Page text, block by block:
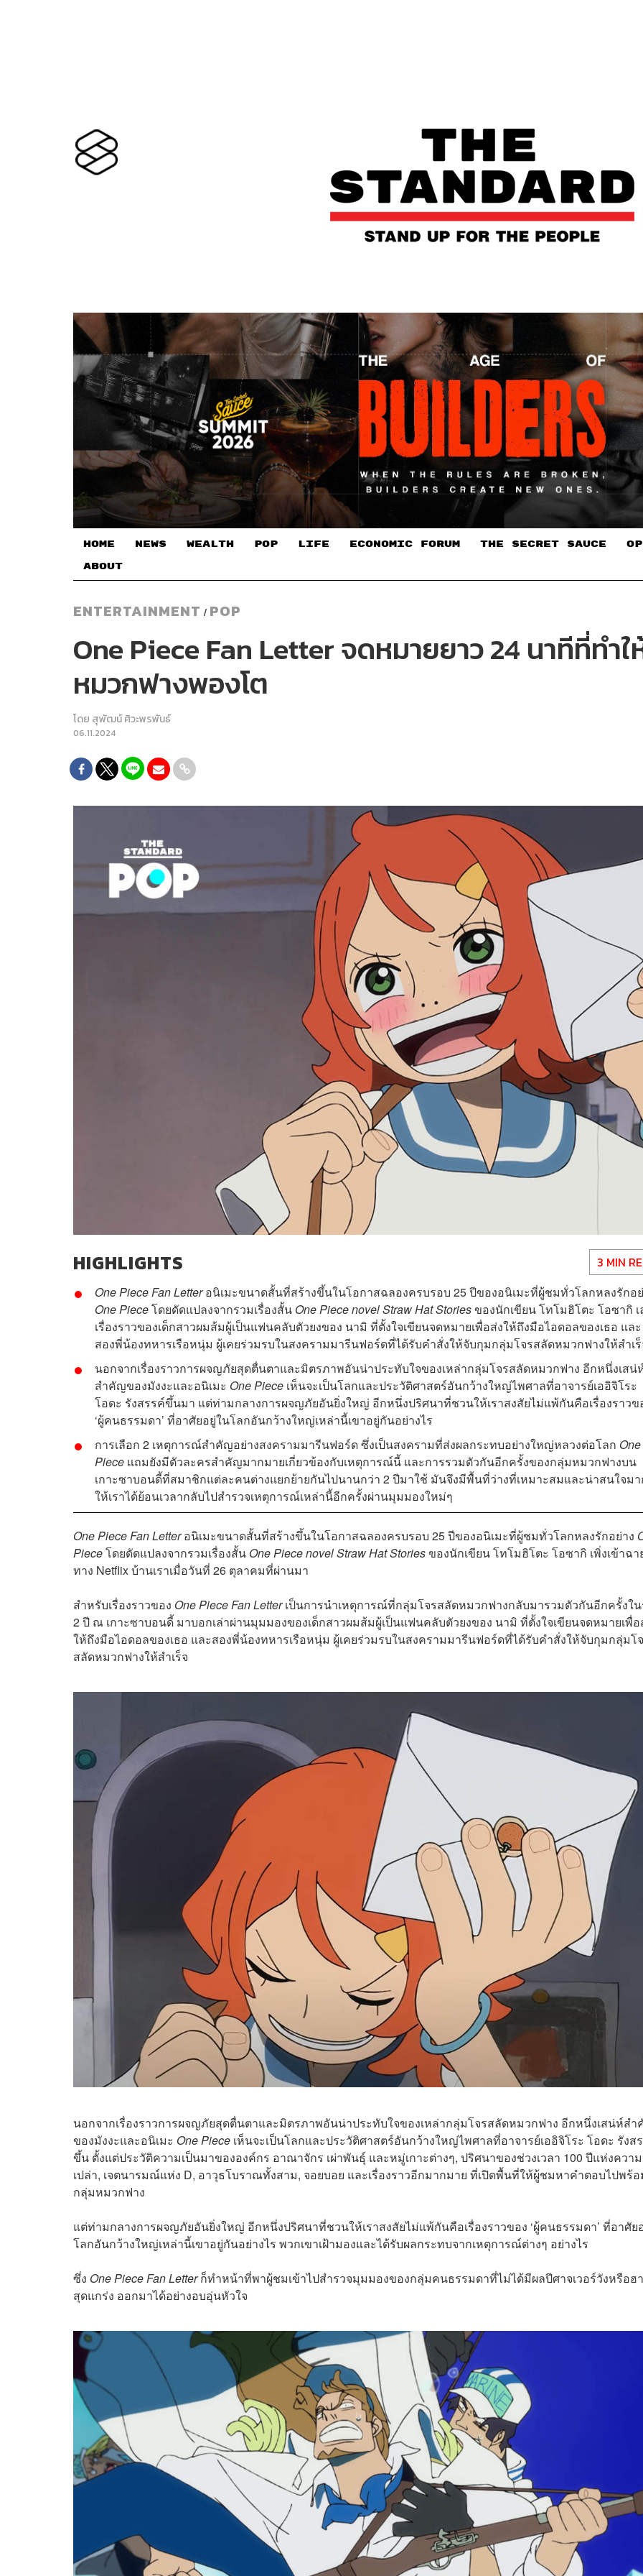
HOME NEWS WEALTH POP LIFE ECONOMIC FORUM THE SECRET SAUCE​
ABOUT
ENTERTAINMENT / POP
One Piece Fan Letter จดหมายยาว 24 นาทีที่ทำใ
หมวกฟางพองโต
โดย สุพัฒน์ ศิวะพรพันธ์
06.11.2024
HIGHLIGHTS 3 MIN
One Piece Fan Letterอนิเมะขนาดสั้นที่สร้างขึ้นในโอกาสฉลองครบรอบ 25 ปีของอนิเมะที่ผู้ชมทั่วโลกหลงรักอ
One Pieceโดยดัดแปลงจากรวมเรื่องสั้น One PiecenovelStraw Hat Storiesของนักเขียน โทโมฮิโตะ โอซากิ
เรื่องราวของเด็กสาวผมส้มผู้เป็นแฟนคลับตัวยงของ นามิ ที่ตั้งใจเขียนจดหมายเพื่อส่งให้ถึงมือไอดอลของเธอ และ
สองพี่น้องทหารเรือหนุ่ม ผู้เคยร่วมรบในสงครามมารีนฟอร์ดที่ได้รับคำสั่งให้จับกุมกลุ่มโจรสลัดหมวกฟางให้สำเ
นอกจากเรื่องราวการผจญภัยสุดตื่นตาและมิตรภาพอันน่าประทับใจของเหล่ากลุ่มโจรสลัดหมวกฟาง อีกหนึ่งเสน่
สำคัญของมังงะและอนิเมะ One Piece เห็นจะเป็นโลกและประวัติศาสตร์อันกว้างใหญ่ไพศาลที่อาจารย์เออิจิโระ
โอดะ รังสรรค์ขึ้นมา แต่ท่ามกลางการผจญภัยอันยิ่งใหญ่ อีกหนึ่งปริศนาที่ชวนให้เราสงสัยไม่แพ้กันคือเรื่องราวข
‘ผู้คนธรรมดา’ ที่อาศัยอยู่ในโลกอันกว้างใหญ่เหล่านี้เขาอยู่กันอย่างไร
การเลือก 2 เหตุการณ์สำคัญอย่างสงครามมารีนฟอร์ด ซึ่งเป็นสงครามที่ส่งผลกระทบอย่างใหญ่หลวงต่อโลก One
Piece แถมยังมีตัวละครสำคัญมากมายเกี่ยวข้องกับเหตุการณ์นี้ และการรวมตัวกันอีกครั้งของกลุ่มหมวกฟางบน
เกาะซาบอนดี้ที่สมาชิกแต่ละคนต่างแยกย้ายกันไปนานกว่า 2 ปีมาใช้ มันจึงมีพื้นที่ว่างที่เหมาะสมและน่าสนใจม
ให้เราได้ย้อนเวลากลับไปสำรวจเหตุการณ์เหล่านี้อีกครั้งผ่านมุมมองใหม่ๆ
One Piece Fan Letterอนิเมะขนาดสั้นที่สร้างขึ้นในโอกาสฉลองครบรอบ 25 ปีของอนิเมะที่ผู้ชมทั่วโลกหลงรักอย่าง
Pieceโดยดัดแปลงจากรวมเรื่องสั้น One PiecenovelStraw Hat Storiesของนักเขียน โทโมฮิโตะ โอซากิ เพิ่งเข้าฉา
ทาง Netflix บ้านเราเมื่อวันที่ 26 ตุลาคมที่ผ่านมา
สำหรับเรื่องราวของ One Piece Fan Letterเป็นการนำเหตุการณ์ที่กลุ่มโจรสลัดหมวกฟางกลับมารวมตัวกันอีกครั้งใ
2 ปี ณ เกาะซาบอนดี้ มาบอกเล่าผ่านมุมมองของเด็กสาวผมส้มผู้เป็นแฟนคลับตัวยงของ นามิ ที่ตั้งใจเขียนจดหมายเพื่อ
ให้ถึงมือไอดอลของเธอ และสองพี่น้องทหารเรือหนุ่ม ผู้เคยร่วมรบในสงครามมารีนฟอร์ดที่ได้รับคำสั่งให้จับกุมกลุ่มโ
สลัดหมวกฟางให้สำเร็จ
นอกจากเรื่องราวการผจญภัยสุดตื่นตาและมิตรภาพอันน่าประทับใจของเหล่ากลุ่มโจรสลัดหมวกฟาง อีกหนึ่งเสน่ห์ส
ของมังงะและอนิเมะ One Piece เห็นจะเป็นโลกและประวัติศาสตร์อันกว้างใหญ่ไพศาลที่อาจารย์เออิจิโระ โอดะ รังส
ขึ้น ตั้งแต่ประวัติความเป็นมาขององค์กร อาณาจักร เผ่าพันธุ์ และหมู่เกาะต่างๆ, ปริศนาของช่วงเวลา 100 ปีแห่งควา
เปล่า, เจตนารมณ์แห่ง D, อาวุธโบราณทั้งสาม, จอยบอย และเรื่องราวอีกมากมาย ที่เปิดพื้นที่ให้ผู้ชมหาคำตอบไปพร้
กลุ่มหมวกฟาง
แต่ท่ามกลางการผจญภัยอันยิ่งใหญ่ อีกหนึ่งปริศนาที่ชวนให้เราสงสัยไม่แพ้กันคือเรื่องราวของ ‘ผู้คนธรรมดา’ ที่อาศัย
โลกอันกว้างใหญ่เหล่านี้เขาอยู่กันอย่างไร พวกเขาเฝ้ามองและได้รับผลกระทบจากเหตุการณ์ต่างๆ อย่างไร
ซึ่ง One Piece Fan Letterก็ทำหน้าที่พาผู้ชมเข้าไปสำรวจมุมมองของกลุ่มคนธรรมดาที่ไม่ได้มีผลปีศาจเวอร์วังหรือฮ
สุดแกร่ง ออกมาได้อย่างอบอุ่นหัวใจ